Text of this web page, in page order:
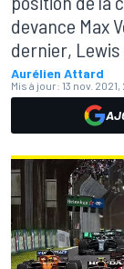
devance Max
dernier,
Aurélien Attard
Mis à jour: 13 nov.